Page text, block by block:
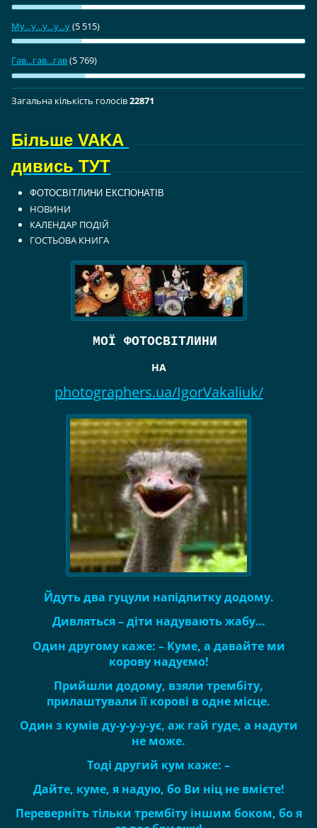
Му...у...у...у...у(5 515)
Гав...гав...гав(5 769)
Загальна кількість голосiв22871
Більше VAKA
дивись ТУТ
ФОТОСВІТЛИНИ ЕКСПОНАТІВ
НОВИНИ
КАЛЕНДАР ПОДІЙ
ГОСТЬОВА КНИГА
МОЇ ФОТОСВІТЛИНИ
НА
photographers.ua/IgorVakaliuk/
Йдуть два гуцули напідпитку додому.
Дивляться – діти надувають жабу…
Один другому каже: – Куме, а давайте ми
корову надуємо!
Прийшли додому, взяли трембіту,
прилаштували її корові в одне місце.
Один з кумів ду-у-у-у-ує, аж гай гуде, а надути
не може.
Тоді другий кум каже: –
Дайте, куме, я надую, бо Ви ніц не вмієте!
Переверніть тільки трембіту іншим боком, бо я